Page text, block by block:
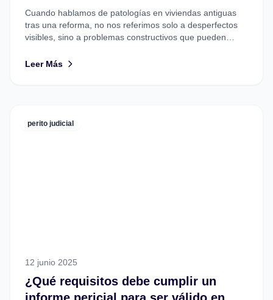
Cuando hablamos de patologías en viviendas antiguas
tras una reforma, no nos referimos solo a desperfectos
visibles, sino a problemas constructivos que pueden
Leer Más
perito judicial
12 junio 2025
¿Qué requisitos debe cumplir un